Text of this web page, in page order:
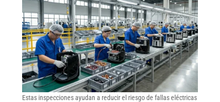
Estas inspecciones ayudan a reducir el riesgo de fallas eléctricas